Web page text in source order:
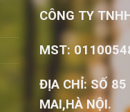
CÔNG TY
MST:
ĐỊA CHỈ: SỐ
MAI,HÀ NỘI.